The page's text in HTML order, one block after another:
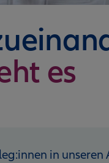
es
in